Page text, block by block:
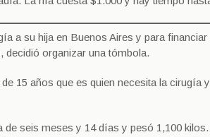
a su hija en Buenos Aires y para
decidió organizar una tómbola.
15 años que es quien necesita la cirugía
seis meses y 14 días y pesó 1,100